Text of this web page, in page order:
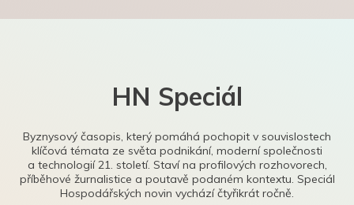
HN Speciál
Byznysový časopis, který pomáhá pochopit v souvislostech
klíčová témata ze světa podnikání, moderní společnosti
a technologií 21. století. Staví na profilových rozhovorech,
příběhové žurnalistice a poutavě podaném kontextu. Speciál
Hospodářských novin vychází čtyřikrát ročně.